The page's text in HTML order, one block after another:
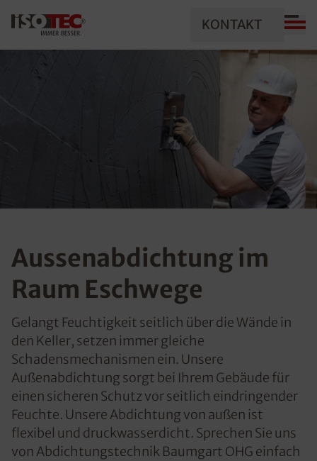
KONTAKT
Aussenabdichtung im
Raum Eschwege
Gelangt Feuchtigkeit seitlich über die Wände in
den Keller, setzen immer gleiche
Schadensmechanismen ein. Unsere
Außenabdichtung sorgt bei Ihrem Gebäude für
einen sicheren Schutz vor seitlich eindringender
Feuchte. Unsere Abdichtung von außen ist
flexibel und druckwasserdicht. Sprechen Sie uns
von Abdichtungstechnik Baumgart OHG einfach